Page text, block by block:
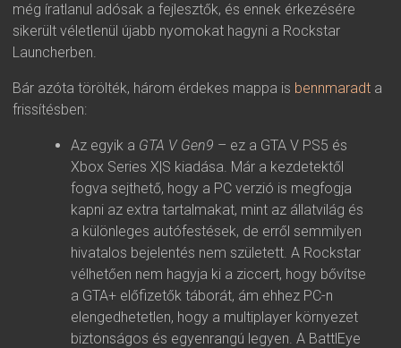
még íratlanul adósak a fejlesztők, és ennek érkezésére
sikerült véletlenül újabb nyomokat hagyni a Rockstar
Launcherben.
Bár azóta törölték, három érdekes mappa is bennmaradt a
frissítésben:
Az egyik a GTA V Gen9 – ez a GTA V PS5 és
Xbox Series X|S kiadása. Már a kezdetektől
fogva sejthető, hogy a PC verzió is megfogja
kapni az extra tartalmakat, mint az állatvilág és
a különleges autófestések, de erről semmilyen
hivatalos bejelentés nem született. A Rockstar
vélhetően nem hagyja ki a ziccert, hogy bővítse
a GTA+ előfizetők táborát, ám ehhez PC-n
elengedhetetlen, hogy a multiplayer környezet
biztonságos és egyenrangú legyen. A BattlEye